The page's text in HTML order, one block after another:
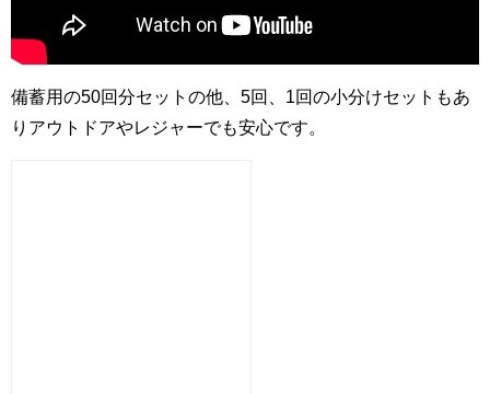
備蓄用の50回分セットの他、5回、1回の小分けセットもあ
りアウトドアやレジャーでも安心です。